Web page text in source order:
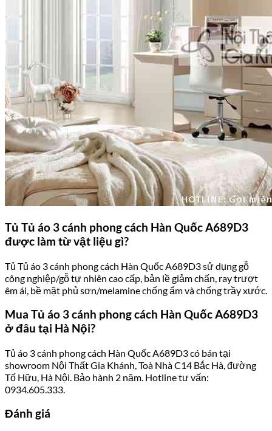
Tủ Tủ áo 3 cánh phong cách Hàn Quốc A689D3
được làm từ vật liệu gì?
Tủ Tủ áo 3 cánh phong cách Hàn Quốc A689D3 sử dụng gỗ
công nghiệp/gỗ tự nhiên cao cấp, bản lề giảm chấn, ray trượt
êm ái, bề mặt phủ sơn/melamine chống ẩm và chống trầy xước.
Mua Tủ áo 3 cánh phong cách Hàn Quốc A689D3
ở đâu tại Hà Nội?
Tủ áo 3 cánh phong cách Hàn Quốc A689D3 có bán tại
showroom Nội Thất Gia Khánh, Toà Nhà C14 Bắc Hà, đường
Tố Hữu, Hà Nội. Bảo hành 2 năm. Hotline tư vấn:
0934.605.333.
Đánh giá